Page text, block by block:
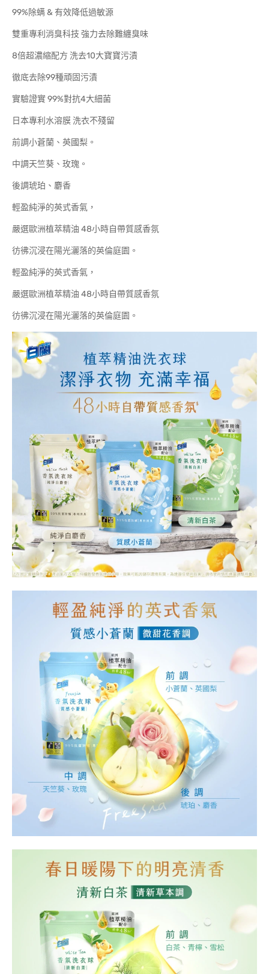
99%除螨 & 有效降低過敏源
雙重專利消臭科技 強力去除難纏臭味
8倍超濃縮配方 洗去10大寶寶污漬
徹底去除99種頑固污漬
實驗證實 99%對抗4大細菌
日本專利水溶膜 洗衣不殘留
前調小蒼蘭、英國梨。
中調天竺葵、玫瑰。
後調琥珀、麝香
輕盈純淨的英式香氣，
嚴選歐洲植萃精油 48小時自帶質感香氛
彷彿沉浸在陽光灑落的英倫庭園。
輕盈純淨的英式香氣，
嚴選歐洲植萃精油 48小時自帶質感香氛
彷彿沉浸在陽光灑落的英倫庭園。